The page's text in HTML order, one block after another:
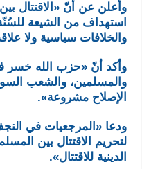
وأعلن عن أنّ «الاقتتال
استهداف من الشيعة
والخلافات سياسية ولا
وأكد أنّ «حزب الله خسر
والمسلمين، والشعب
الإصلاح مشروعة».
ودعا «المرجعيات في
لتحريم الاقتتال بين
الدينية للاقتتال».